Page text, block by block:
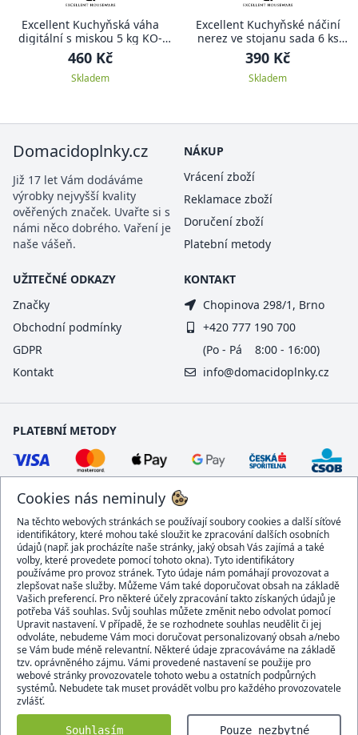
Excellent Kuchyňská váha
digitální s miskou 5 kg KO-
103100060
460 Kč
Skladem
Excellent Kuchyňské náčiní
nerez ve stojanu sada 6 ks
KO-A12210040
390 Kč
Skladem
Cookies nás neminuly
Na těchto webových stránkách se používají soubory cookies a další síťové
identifikátory, které mohou také sloužit ke zpracování dalších osobních
údajů (např. jak procházíte naše stránky, jaký obsah Vás zajímá a také
volby, které provedete pomocí tohoto okna). Tyto identifikátory
používáme pro provoz stránek. Tyto údaje nám pomáhají provozovat a
zlepšovat naše služby. Můžeme Vám také doporučovat obsah na základě
Vašich preferencí. Pro některé účely zpracování takto získaných údajů je
potřeba Váš souhlas. Svůj souhlas můžete změnit nebo odvolat pomocí
Upravit nastavení. V případě, že se rozhodnete souhlas neudělit či jej
odvoláte, nebudeme Vám moci doručovat personalizovaný obsah a/nebo
se Vám bude méně relevantní. Některé údaje zpracováváme na základě
tzv. oprávněného zájmu. Vámi provedené nastavení se použije pro
webové stránky provozovatele tohoto webu a ostatních podpůrných
systémů. Nebudete tak muset provádět volbu pro každého provozovatele
zvlášť.
Souhlasím Pouze nezbytné
Domacidoplnky.cz
Již 17 let Vám dodáváme
výrobky nejvyšší kvality
ověřených značek. Uvařte si s
námi něco dobrého. Vaření je
naše vášeň.
NÁKUP
Vrácení zboží
Reklamace zboží
Doručení zboží
Platební metody
UŽITEČNÉ ODKAZY
Značky
Obchodní podmínky
GDPR
Kontakt
KONTAKT
Chopinova 298/1, Brno
+420 777 190 700
(Po - Pá 8:00 - 16:00)
info@domacidoplnky.cz
PLATEBNÍ METODY
DOPRAVCI
BEZPEČNÝ OBCHOD
Domacidoplnky.cz © 2007 - 2026